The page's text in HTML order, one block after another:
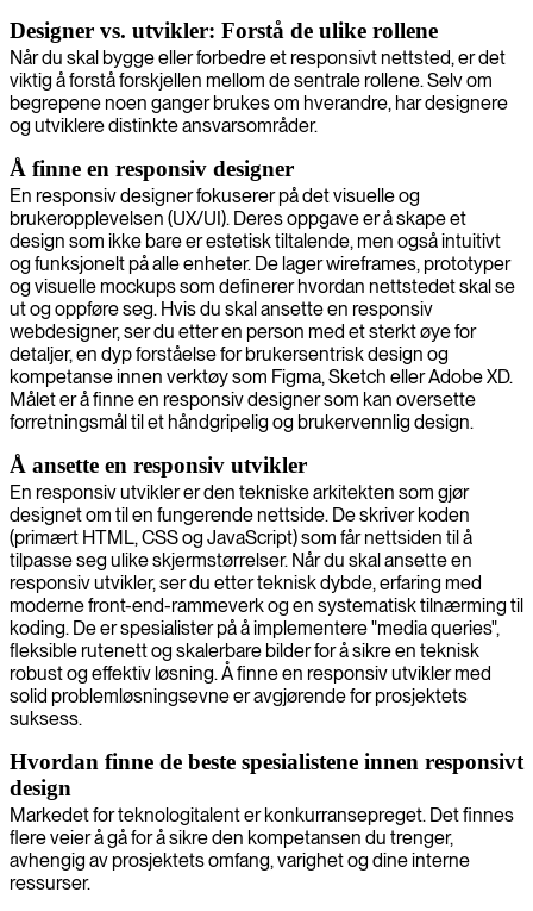
Designer vs. utvikler: Forstå de ulike rollene
Når du skal bygge eller forbedre et responsivt nettsted, er det
viktig å forstå forskjellen mellom de sentrale rollene. Selv om
begrepene noen ganger brukes om hverandre, har designere
og utviklere distinkte ansvarsområder.
Å finne en responsiv designer
En responsiv designer fokuserer på det visuelle og
brukeropplevelsen (UX/UI). Deres oppgave er å skape et
design som ikke bare er estetisk tiltalende, men også intuitivt
og funksjonelt på alle enheter. De lager wireframes, prototyper
og visuelle mockups som definerer hvordan nettstedet skal se
ut og oppføre seg. Hvis du skal ansette en responsiv
webdesigner, ser du etter en person med et sterkt øye for
detaljer, en dyp forståelse for brukersentrisk design og
kompetanse innen verktøy som Figma, Sketch eller Adobe XD.
Målet er å finne en responsiv designer som kan oversette
forretningsmål til et håndgripelig og brukervennlig design.
Å ansette en responsiv utvikler
En responsiv utvikler er den tekniske arkitekten som gjør
designet om til en fungerende nettside. De skriver koden
(primært HTML, CSS og JavaScript) som får nettsiden til å
tilpasse seg ulike skjermstørrelser. Når du skal ansette en
responsiv utvikler, ser du etter teknisk dybde, erfaring med
moderne front-end-rammeverk og en systematisk tilnærming til
koding. De er spesialister på å implementere "media queries",
fleksible rutenett og skalerbare bilder for å sikre en teknisk
robust og effektiv løsning. Å finne en responsiv utvikler med
solid problemløsningsevne er avgjørende for prosjektets
suksess.
Hvordan finne de beste spesialistene innen responsivt
design
Markedet for teknologitalent er konkurransepreget. Det finnes
flere veier å gå for å sikre den kompetansen du trenger,
avhengig av prosjektets omfang, varighet og dine interne
ressurser.